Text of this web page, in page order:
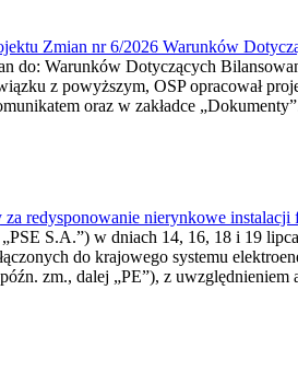
Zmian nr 6/2026 Warunków
do: Warunków Dotyczących
z powyższym, OSP opracował
oraz w zakładce
redysponowanie nierynkowe
S.A.”) w dniach 14, 16, 18 i 19
do krajowego systemu
zm., dalej „PE”), z uwzględnieniem